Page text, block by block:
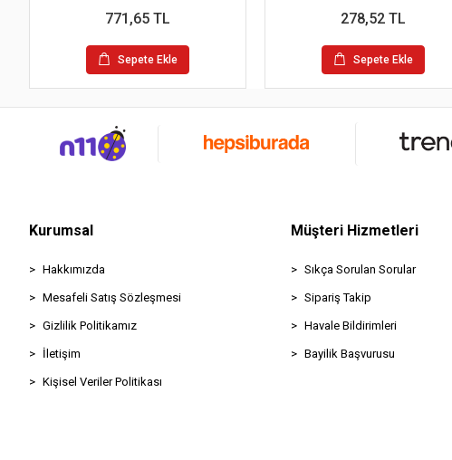
771,65 TL
Sepete Ekle
278,52 TL
Sepete Ekle
Kurumsal
Hakkımızda
Mesafeli Satış Sözleşmesi
Gizlilik Politikamız
İletişim
Kişisel Veriler Politikası
Müşteri Hizmetleri
Sıkça Sorulan Sorular
Sipariş Takip
Havale Bildirimleri
Bayilik Başvurusu